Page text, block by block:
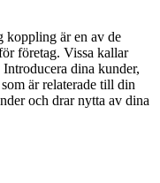
koppling är en av de
företag. Vissa kallar
dina kunder,
är relaterade till din
och drar nytta av dina